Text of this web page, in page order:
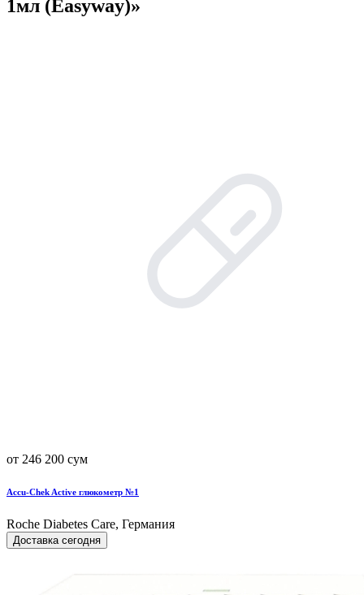
1мл (Easyway)»
от 246 200 сум
Accu-Chek Active глюкометр №1
Roche Diabetes Care, Германия
Доставка сегодня